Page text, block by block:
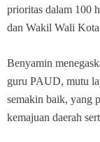
prioritas dalam 100
dan Wakil Wali Kota
Benyamin
guru PAUD, mutu
semakin baik, yang
kemajuan daerah